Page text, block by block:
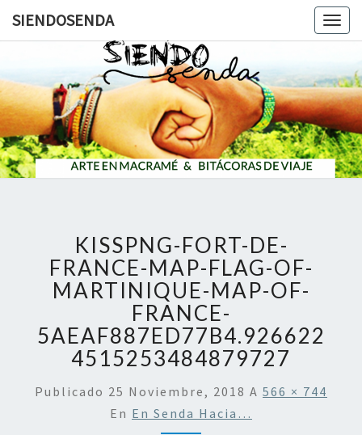
SIENDOSENDA
KISSPNG-FORT-DE-
FRANCE-MAP-FLAG-OF-
MARTINIQUE-MAP-OF-
FRANCE-
5AEAF887ED77B4.926622
4515253484879727
Publicado 25 Noviembre, 2018 A 566 × 744
En En Senda Hacia…